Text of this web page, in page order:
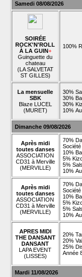
Samedi 08/08/2026
SOIRÉE
ROCK'N'ROLL
À LA GUIN+
Guinguette du
chateau
(LA SALVETAT
ST GILLES)
100%
La mensuelle
SBK
Blaze LUCEL
(MURET)
30%
30%
30%
10%
Dimanche 09/08/2026
Après midi
toutes danses
ASSOCIATION
CD31 à Merville
(MERVILLE)
70%
Société
10%
5%
5%
10%
Après midi
toutes danses
ASSOCIATION
CD31 à Merville
(MERVILLE)
70%
Société
10%
5%
5%
10%
APRES MIDI
THE DANSANT
DANSANT
LAPA EVENT
(LISSES)
20%
20%
25%
Année
Mardi 11/08/2026